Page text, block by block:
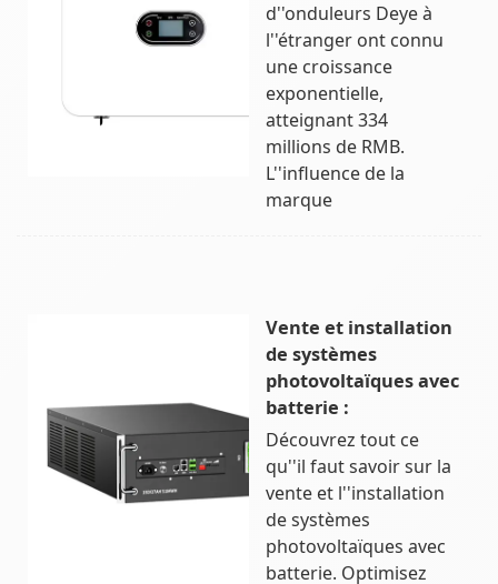
d''onduleurs Deye à
l''étranger ont connu
une croissance
exponentielle,
atteignant 334
millions de RMB.
L''influence de la
marque
Vente et installation
de systèmes
photovoltaïques avec
batterie :
Découvrez tout ce
qu''il faut savoir sur la
vente et l''installation
de systèmes
photovoltaïques avec
batterie. Optimisez